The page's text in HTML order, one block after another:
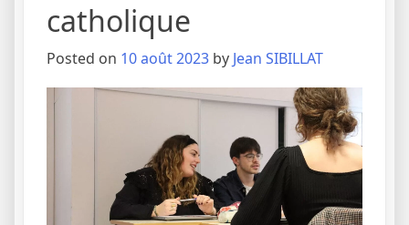
catholique
Posted on 10 août 2023 by Jean SIBILLAT